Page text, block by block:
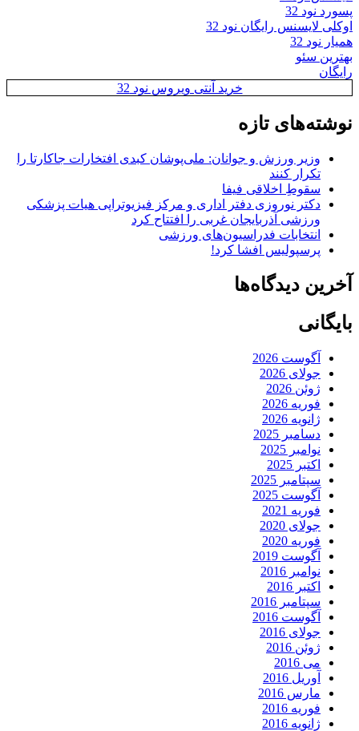
پسورد نود 32
اوکلی لایسنس رایگان نود 32
همیار نود 32
بهترین سئو
رایگان
خرید آنتی ویروس نود 32
نوشته‌های تازه
وزیر ورزش و جوانان: ملی‌پوشان کبدی افتخارات جاکارتا را
تکرار کنند
سقوطِ اخلاقی فیفا
دکتر نوروزی دفتر اداری و مرکز فیزیوتراپی هیات پزشکی
ورزشی آذربایجان غربی را افتتاح کرد
انتخابات فدراسیون‌های ورزشی
پرسپولیس افشا کرد!
آخرین دیدگاه‌ها
بایگانی
آگوست 2026
جولای 2026
ژوئن 2026
فوریه 2026
ژانویه 2026
دسامبر 2025
نوامبر 2025
اکتبر 2025
سپتامبر 2025
آگوست 2025
فوریه 2021
جولای 2020
فوریه 2020
آگوست 2019
نوامبر 2016
اکتبر 2016
سپتامبر 2016
آگوست 2016
جولای 2016
ژوئن 2016
می 2016
آوریل 2016
مارس 2016
فوریه 2016
ژانویه 2016